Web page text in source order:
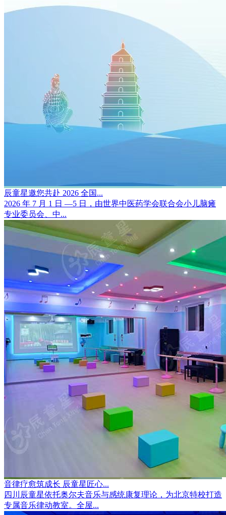
辰童星邀您共赴 2026 全国...
2026 年 7 月 1 日 —5 日，由世界中医药学会联合会小儿脑瘫
专业委员会、中...
音律疗愈筑成长 辰童星匠心...
四川辰童星依托奥尔夫音乐与感统康复理论，为北京特校打造
专属音乐律动教室。全屋...